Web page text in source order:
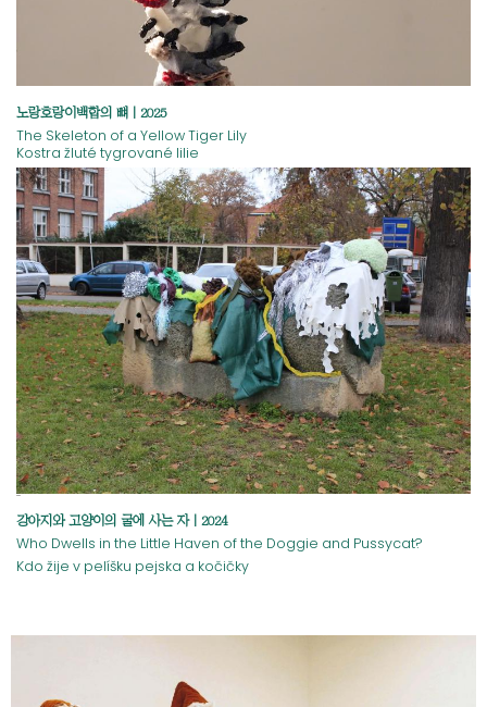
노랑호랑이백합의 뼈 | 2025
The Skeleton of a Yellow Tiger Lily
Kostra žluté tygrované lilie
¨
강아지와 고양이의 굴에 사는 자 | 2024
Who Dwells in the Little Haven of the Doggie and Pussycat?
Kdo žije v pelíšku pejska a kočičky